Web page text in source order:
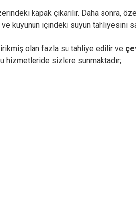
kapak çıkarılır. Daha sonra,
kuyunun içindeki suyun tahliyesini
olan fazla su tahliye edilir ve
hizmetleride sizlere sunmaktadır;